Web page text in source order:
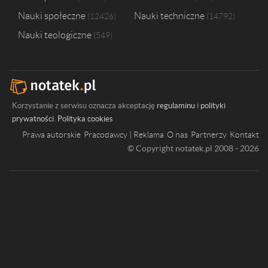
Nauki społeczne 12426 Nauki techniczne 14792
Nauki teologiczne 549
Korzystanie z serwisu oznacza akceptację regulaminu i polityki
prywatności. Polityka cookies
Prawa autorskie Pracodawcy | Reklama O nas Partnerzy Kontakt
© Copyright notatek.pl 2008 - 2026